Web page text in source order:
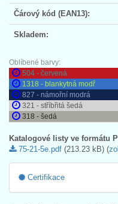
Čárový kód (EAN13):
Skladem:
Oblíbené barvy:
504 - červená
1318 - blankytná modř
827 - námořní modrá
321 - stříbřitá šedá
318 - šedá
Katalogové listy ve formátu
75-21-5e.pdf (213.23 kB) (
Certifikace